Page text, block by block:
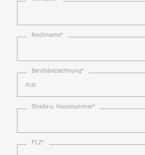
Nachname*
Berufsbezeichnung*
Straße u. Hausnummer*
PLZ*